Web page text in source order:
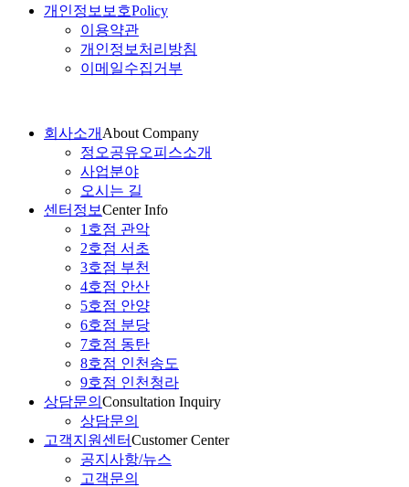
개인정보보호Policy
이용약관
개인정보처리방침
이메일수집거부
회사소개 About Company
정오공유오피스소개
사업분야
오시는 길
센터정보Center Info
1호점 관악
2호점 서초
3호점 부천
4호점 안산
5호점 안양
6호점 분당
7호점 동탄
8호점 인천송도
9호점 인천청라
상담문의 Consultation Inquiry
상담문의
고객지원센터Customer Center
공지사항/뉴스
고객문의